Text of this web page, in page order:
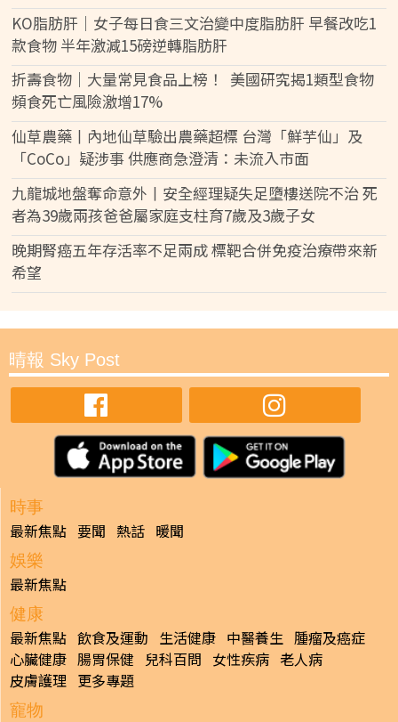
KO脂肪肝｜女子每日食三文治變中度脂肪肝 早餐改吃1
款食物 半年激減15磅逆轉脂肪肝
折壽食物｜大量常見食品上榜！ 美國研究揭1類型食物
頻食死亡風險激增17%
仙草農藥丨內地仙草驗出農藥超標 台灣「鮮芋仙」及
「CoCo」疑涉事 供應商急澄清：未流入市面
九龍城地盤奪命意外丨安全經理疑失足墮樓送院不治 死
者為39歲兩孩爸爸屬家庭支柱育7歲及3歲子女
晚期腎癌五年存活率不足兩成 標靶合併免疫治療帶來新
希望
晴報 Sky Post
時事
最新焦點 要聞 熱話 暖聞
娛樂
最新焦點
健康
最新焦點 飲食及運動 生活健康 中醫養生 腫瘤及癌症
心臟健康 腸胃保健 兒科百問 女性疾病 老人病
皮膚護理 更多專題
寵物